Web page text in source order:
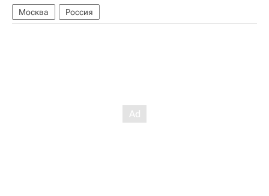
Москва Россия